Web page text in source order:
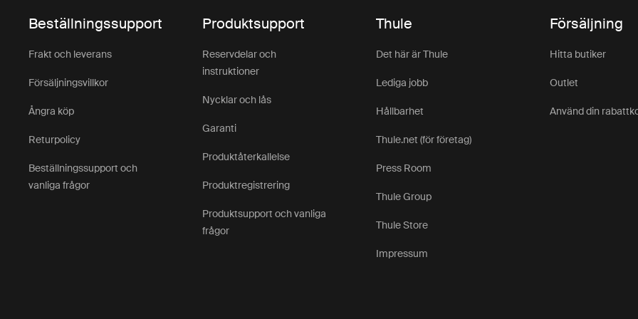
Beställningssupport
Frakt och leverans
Försäljningsvillkor
Ångra köp
Returpolicy
Beställningssupport och
vanliga frågor
Produktsupport
Reservdelar och
instruktioner
Nycklar och lås
Garanti
Produktåterkallelse
Produktregistrering
Produktsupport och vanliga
frågor
Thule
Det här är Thule
Lediga jobb
Hållbarhet
Thule.net (för företag)
Press Room
Thule Group
Thule Store
Impressum
Försäljning
Hitta butiker
Outlet
Använd din